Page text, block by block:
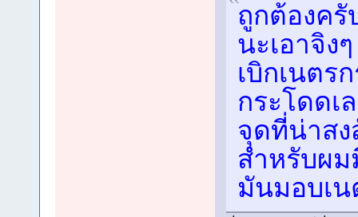
ถูกต้องครั
นะเอาจิง
เบิกเนตร
กระโดดเ
จุดที่น่าสง
สำหรับผ
มันมอบเน